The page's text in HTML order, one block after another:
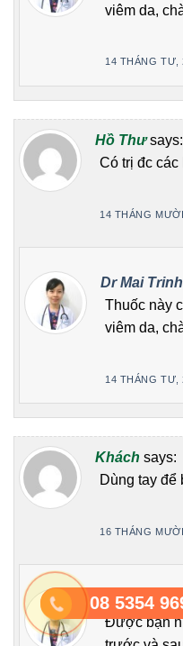
viêm da,
14 THÁNG TƯ,
Hồ Thư says:
Có trị đc các
14 THÁNG
Dr Mai Trinh
Thuốc này
viêm da,
14 THÁNG TƯ,
Khách says:
Dùng tay để
16 THÁNG
Dr Mai Trinh
Được bạn
08 5354